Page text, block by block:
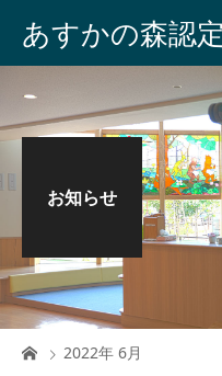
あすかの森認
お知らせ
2022年 6月